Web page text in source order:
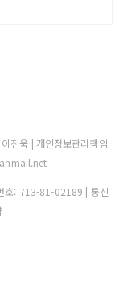
진욱 | 개인정보관리책임
호: 713-81-02189 | 통신